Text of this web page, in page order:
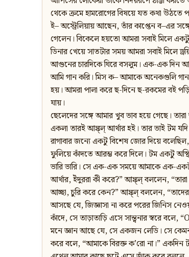
থেকে ক্রমে হামরোগের বিষয়ে যত কথা উঠতে
ই– অস্ট্রেলিয়ায় আছেন, তাঁর কাপ্তেন ব–এর
গেলেন। বিকেলে হয়তো আমরা সবাই মিলে
ডিনার খেয়ে সাতটার সময় আমরা সবাই মিলে
আগুনের চারদিকে ঘিরে বসলুম। এক-এক দিন
আমি গান করি। মিস ক– আমাকে অনেকগুলি
হয়। আমরা পালা করে ছ-দিনে ছ-রকমের বই
যায়।
ছেলেদের সঙ্গে আমার খুব ভাব হয়ে গেছে।
একলা তারই আঙ্ক্‌ল্‌ আর্থার হই। তার ভাই টম
রাগাবার জন্যে একটু বিশেষ জোর দিয়ে
ফুলিয়ে কাঁদতে আরম্ভ করে দিলে। টম একটু
ভারি ভারি। সে এক-এক সময়ে আমাকে এক-
আর্থার, ইঁদুররা কী করে?” আঙ্ক্‌ল্‌ বললেন,
আচ্ছা, চুরি করে কেন?” আঙ্ক্‌ল্‌ বললেন,
আসছে যে, জিজ্ঞাসা না করে পরের জিনিস
কাঁদে, সে তাড়াতাড়ি এসে সান্ত্বনার স্বরে
মনে জ্ঞান আছে যে, সে একজন লেডি। সে
করে বলে, “আমাকে বিরক্ত ক’রো না।”